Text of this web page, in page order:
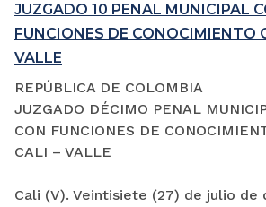
JUZGADO 10 PENAL MUNICIPAL
FUNCIONES DE CONOCIMIENTO
VALLE
REPÚBLICA DE COLOMBIA
JUZGADO DÉCIMO PENAL
CON FUNCIONES DE
CALI – VALLE
Cali (V). Veintisiete (27) de julio de